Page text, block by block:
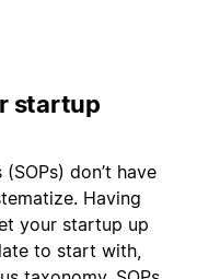
startup
don’t have
Having
your startup up
to start with,